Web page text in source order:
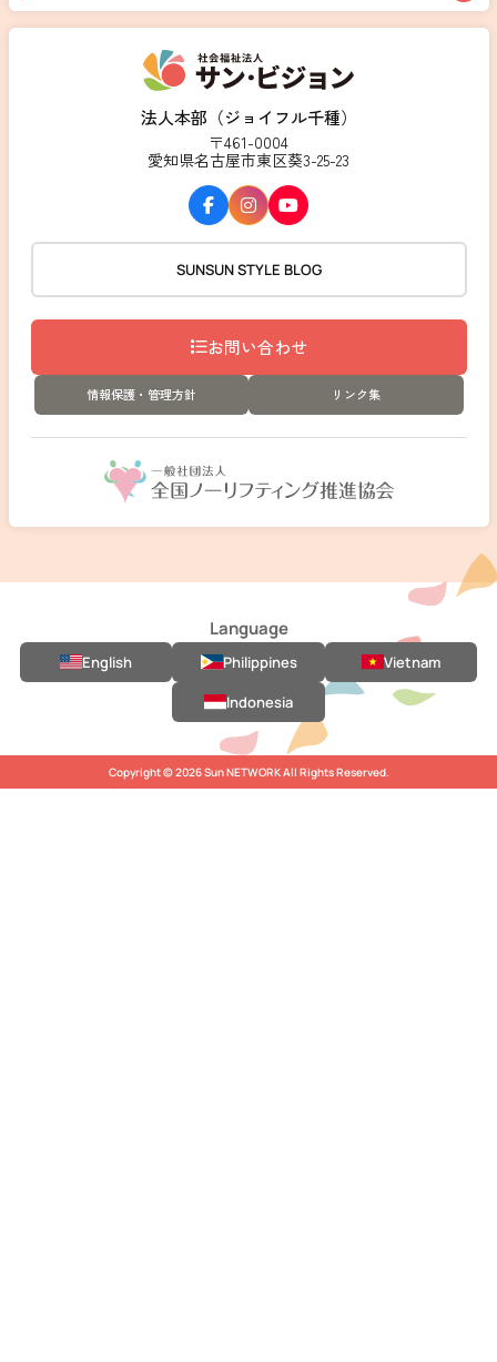
法人本部（ジョイフル千種）
〒461-0004
愛知県名古屋市東区葵3-25-23
SUNSUN STYLE BLOG
お問い合わせ
情報保護・管理方針 リンク集
Language
English Philippines
Vietnam
Indonesia
Copyright © 2026 Sun NETWORK All Rights Reserved.